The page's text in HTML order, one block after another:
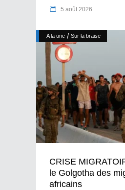
5 août 2026
A la une / Sur la braise
CRISE
le Golgotha des
africains